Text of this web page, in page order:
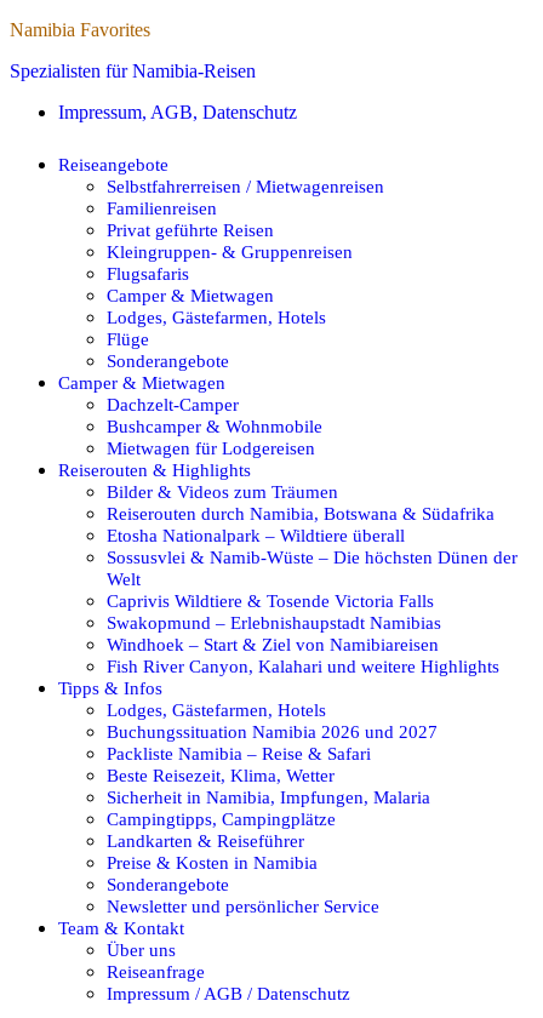
Namibia Favorites
Spezialisten für Namibia-Reisen
Impressum, AGB, Datenschutz
Reiseangebote
Selbstfahrerreisen / Mietwagenreisen
Familienreisen
Privat geführte Reisen
Kleingruppen- & Gruppenreisen
Flugsafaris
Camper & Mietwagen
Lodges, Gästefarmen, Hotels
Flüge
Sonderangebote
Camper & Mietwagen
Dachzelt-Camper
Bushcamper & Wohnmobile
Mietwagen für Lodgereisen
Reiserouten & Highlights
Bilder & Videos zum Träumen
Reiserouten durch Namibia, Botswana & Südafrika
Etosha Nationalpark – Wildtiere überall
Sossusvlei & Namib-Wüste – Die höchsten Dünen der
Welt
Caprivis Wildtiere & Tosende Victoria Falls
Swakopmund – Erlebnishaupstadt Namibias
Windhoek – Start & Ziel von Namibiareisen
Fish River Canyon, Kalahari und weitere Highlights
Tipps & Infos
Lodges, Gästefarmen, Hotels
Buchungssituation Namibia 2026 und 2027
Packliste Namibia – Reise & Safari
Beste Reisezeit, Klima, Wetter
Sicherheit in Namibia, Impfungen, Malaria
Campingtipps, Campingplätze
Landkarten & Reiseführer
Preise & Kosten in Namibia
Sonderangebote
Newsletter und persönlicher Service
Team & Kontakt
Über uns
Reiseanfrage
Impressum / AGB / Datenschutz